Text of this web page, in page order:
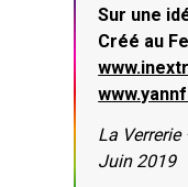
Sur une
Créé au
La
Juin 2019